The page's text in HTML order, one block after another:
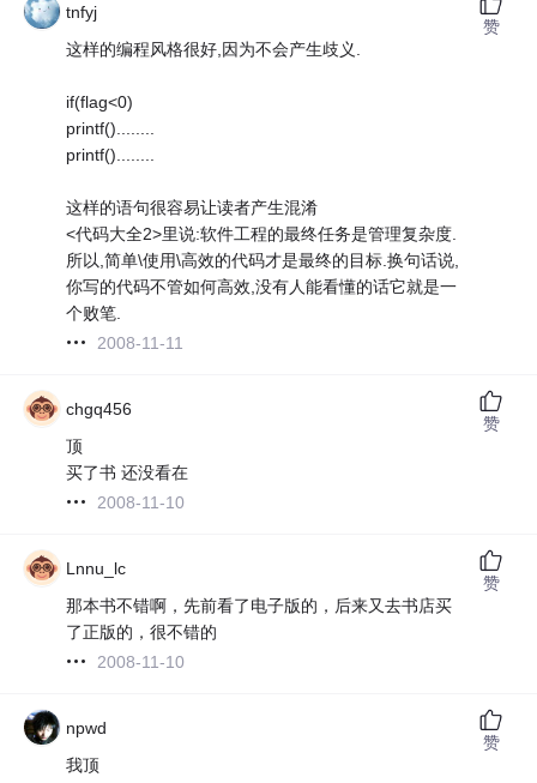
tnfyj
这样的编程风格很好,因为不会产生歧义.
if(flag<0)
printf()........
printf()........
这样的语句很容易让读者产生混淆
<代码大全2>里说:软件工程的最终任务是管理复杂度.
所以,简单\使用\高效的代码才是最终的目标.换句话说,
你写的代码不管如何高效,没有人能看懂的话它就是一
个败笔.
2008-11-11
赞
chgq456
顶
买了书 还没看在
2008-11-10
赞
Lnnu_lc
那本书不错啊，先前看了电子版的，后来又去书店买
了正版的，很不错的
2008-11-10
赞
npwd
我顶
赞